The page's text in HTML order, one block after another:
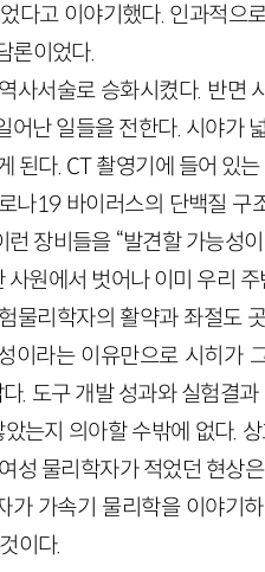
다고 이야기했다. 인과적으
론이었다.
사서술로 승화시켰다. 반면
난 일들을 전한다. 시야가
된다. CT 촬영기에 들어 있
나19 바이러스의 단백질 구
장비들을 “발견할 가능성
원에서 벗어나 이미 우리
물리학자의 활약과 좌절도
이라는 이유만으로 시히가
. 도구 개발 성과와 실험결
는지 의아할 수밖에 없다.
성 물리학자가 적었던 현상
가속기 물리학을 이야기
이다.